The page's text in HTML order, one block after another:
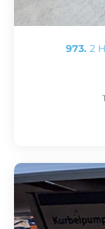
973. 2